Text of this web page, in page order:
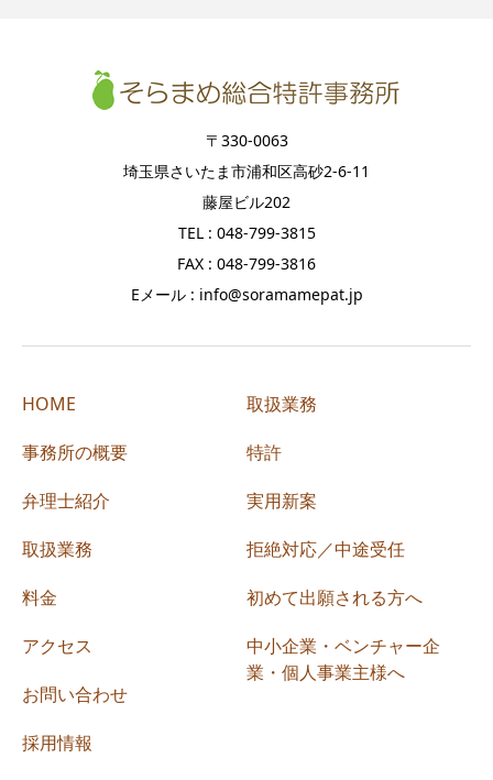
〒330-0063
埼玉県さいたま市浦和区高砂2-6-11
藤屋ビル202
TEL : 048-799-3815
FAX : 048-799-3816
Eメール : info@soramamepat.jp
HOME
事務所の概要
弁理士紹介
取扱業務
料金
アクセス
お問い合わせ
採用情報
取扱業務
特許
実用新案
拒絶対応／中途受任
初めて出願される方へ
中小企業・ベンチャー企
業・個人事業主様へ